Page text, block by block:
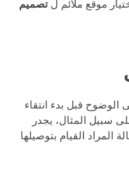
موقع ملائم لتصميم
قبل بدء انتقاء
سبيل المثال، يجدر
المراد القيام بتوصيلها